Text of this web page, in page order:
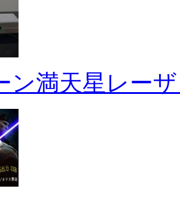
ン満天星レー